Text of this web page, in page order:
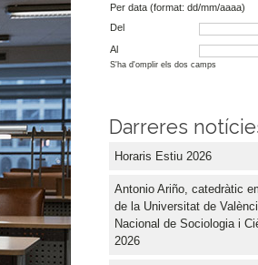
Per data (format: dd/mm/aaaa)
Del
Al
S'ha d'omplir els dos camps
Darreres
Horaris Estiu 2026
Antonio Ariño, catedràtic
de la Universitat de
Nacional de Sociologia i
2026